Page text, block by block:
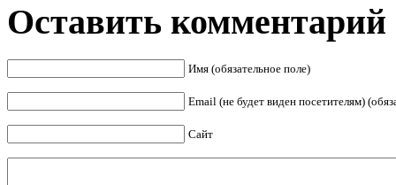
Оставить комментарий
Имя (обязательное поле)
Email (не будет виден посетителям)
Сайт